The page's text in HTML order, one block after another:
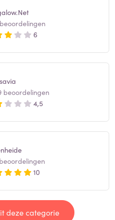
6
beoordelingen
4,5
10
deze categorie